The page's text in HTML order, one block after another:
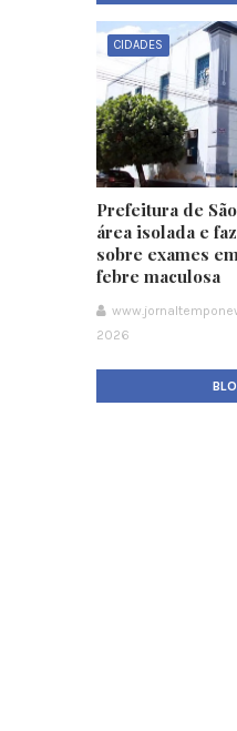
CIDADES
Prefeitura de
área isolada e
sobre exames
febre maculosa
2026